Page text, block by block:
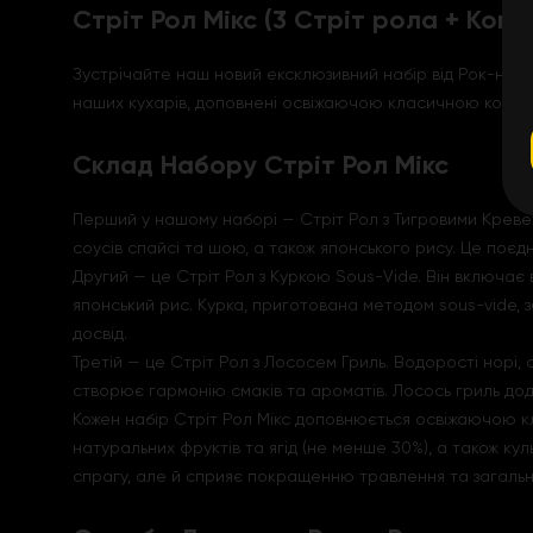
Стріт Рол Мікс (3 Стріт рола +
Зустрічайте наш новий ексклюзивний набір від Рок-н-
наших кухарів, доповнені освіжаючою класичною
Склад Набору Стріт Рол Мікс
Перший у нашому наборі — Стріт Рол з Тигровими
соусів спайсі та шою, а також японського рису. Це
Другий — це Стріт Рол з Куркою Sous-Vide. Він включає
японський рис. Курка, приготована методом sous-vide,
досвід.
Третій — це Стріт Рол з Лососем Гриль. Водорості
створює гармонію смаків та ароматів. Лосось гриль
Кожен набір Стріт Рол Мікс доповнюється освіжаючою
натуральних фруктів та ягід (не менше 30%), а також
спрагу, але й сприяє покращенню травлення та